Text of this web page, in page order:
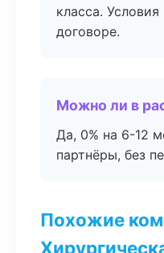
класса.
договоре.
Можно ли в
Да, 0% на 6-12
партнёры, без
Похожие